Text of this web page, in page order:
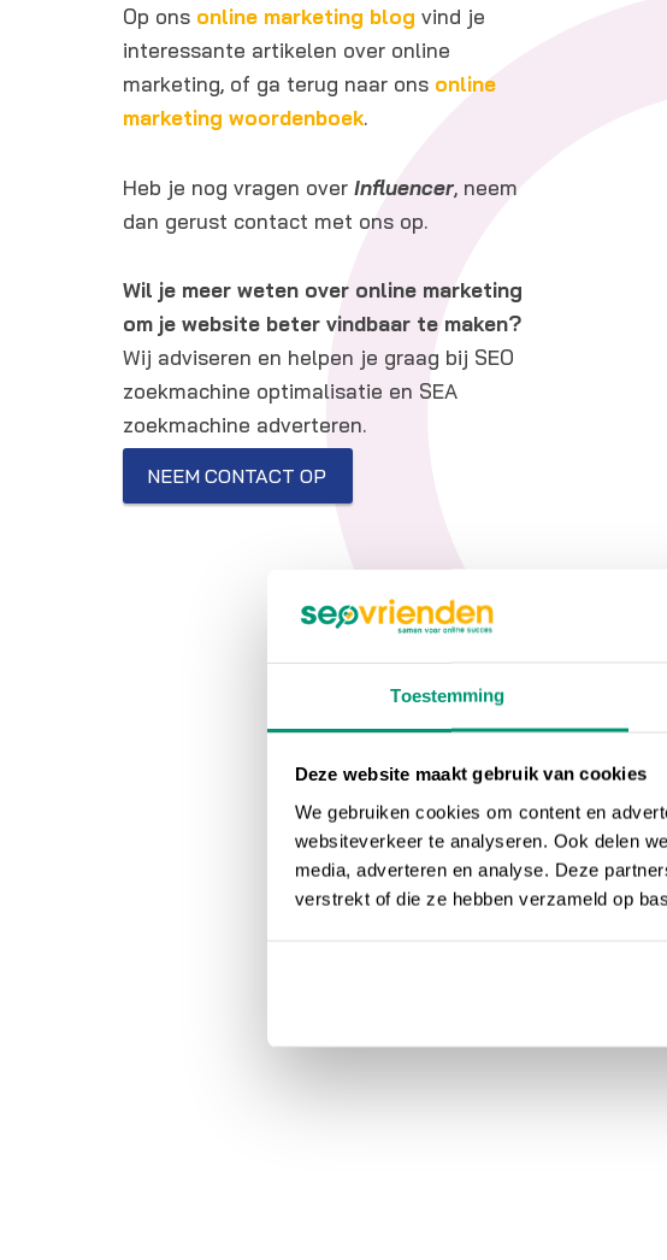
Toestemming
Deze website maakt gebruik van cookies
We gebruiken cookies om content en
websiteverkeer te analyseren. Ook delen
media, adverteren en analyse. Deze
verstrekt of die ze hebben verzameld op
Op ons online marketing blog vind je
interessante artikelen over online
marketing, of ga terug naar ons online
marketing woordenboek.
Heb je nog vragen over Influencer, neem
dan gerust contact met ons op.
Wil je meer weten over online marketing
om je website beter vindbaar te maken?
Wij adviseren en helpen je graag bij SEO
zoekmachine optimalisatie en SEA
zoekmachine adverteren.
NEEM CONTACT OP